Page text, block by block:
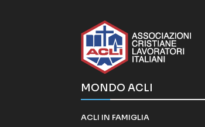
MONDO ACLI
ACLI IN FAMIGLIA